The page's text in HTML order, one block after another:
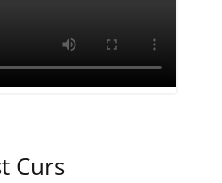
Curs